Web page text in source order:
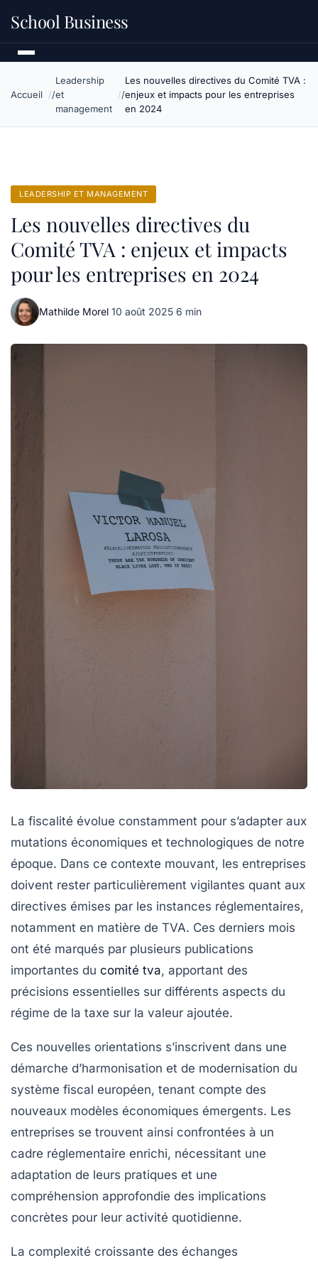
School Business
Accueil
Leadership
et
management
Les nouvelles directives du Comité TVA :
enjeux et impacts pour les entreprises
en 2024
LEADERSHIP ET MANAGEMENT
Les nouvelles directives du
Comité TVA : enjeux et impacts
pour les entreprises en 2024
Mathilde Morel·10 août 2025·6 min
La fiscalité évolue constamment pour s’adapter aux
mutations économiques et technologiques de notre
époque. Dans ce contexte mouvant, les entreprises
doivent rester particulièrement vigilantes quant aux
directives émises par les instances réglementaires,
notamment en matière de TVA. Ces derniers mois
ont été marqués par plusieurs publications
importantes du comité tva, apportant des
précisions essentielles sur différents aspects du
régime de la taxe sur la valeur ajoutée.
Ces nouvelles orientations s’inscrivent dans une
démarche d’harmonisation et de modernisation du
système fiscal européen, tenant compte des
nouveaux modèles économiques émergents. Les
entreprises se trouvent ainsi confrontées à un
cadre réglementaire enrichi, nécessitant une
adaptation de leurs pratiques et une
compréhension approfondie des implications
concrètes pour leur activité quotidienne.
La complexité croissante des échanges